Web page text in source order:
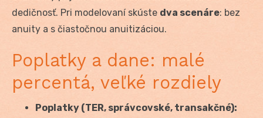
dedičnosť. Pri modelovaní skúste dva scenáre: bez
anuity a s čiastočnou anuitizáciou.
Poplatky a dane: malé
percentá, veľké rozdiely
Poplatky (TER, správcovské, transakčné):